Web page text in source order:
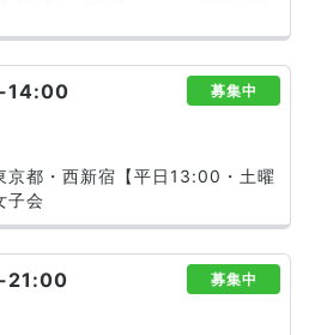
14:00 募集中
都・西新宿【平日13:00・土曜
子会
21:00 募集中